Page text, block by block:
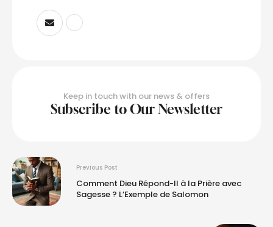
Keep in touch with our news & offers
Subscribe to Our Newsletter
Previous Post
Comment Dieu Répond-Il à la Prière avec
Sagesse ? L’Exemple de Salomon